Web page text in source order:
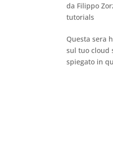
da Filippo
tutorials
Questa sera
sul tuo cloud
spiegato in